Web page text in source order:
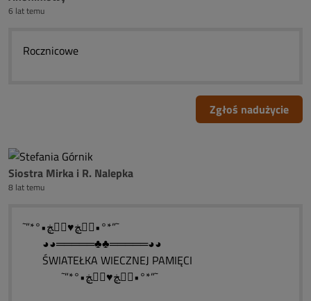
6 lat temu
Rocznicowe
Zgłoś nadużycie
Siostra Mirka i R. Nalepka
8 lat temu
˜”*°•ڰۣڿ♥ڰۣڿ•°*”˜
◕◕═════♣♣═════◕◕
ŚWIATEŁKA WIECZNEJ PAMIĘCI
˜”*°•ڰۣڿ♥ڰۣڿ•°*”˜